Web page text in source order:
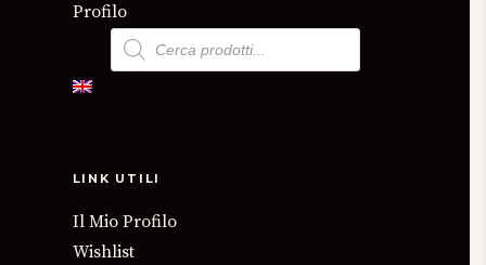
Profilo
Products
search
LINK UTILI
Il Mio Profilo
Wishlist